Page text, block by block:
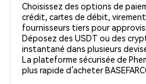
Choisissez des options de
crédit, cartes de débit,
fournisseurs tiers pour
Déposez des USDT ou des
instantané dans plusieurs
La plateforme sécurisée de
plus rapide d’acheter